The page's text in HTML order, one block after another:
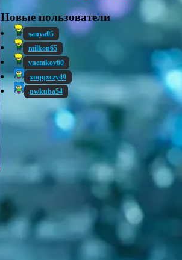
Новые пользователи
sanya05
milkon65
vnemkov60
xnqqxczy49
uwkuba54